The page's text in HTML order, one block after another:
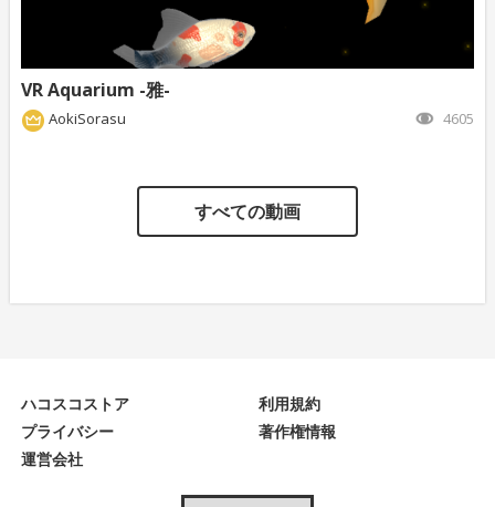
VR Aquarium -雅-
AokiSorasu 4605
すべての動画
ハコスコストア
利用規約
プライバシー
著作権情報
運営会社